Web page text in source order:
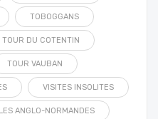
TOBOGGANS
TOUR DU COTENTIN
TOUR VAUBAN
VISITES INSOLITES
ANGLO-NORMANDES